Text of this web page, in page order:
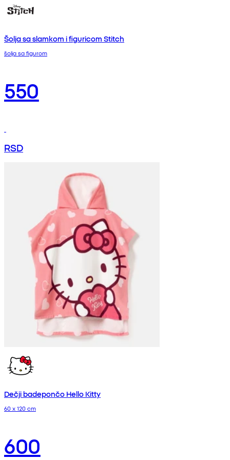
Šolja sa slamkom i figuricom Stitch
šolja sa figurom
550
RSD
Dečji badepončo Hello Kitty
60 x 120 cm
600